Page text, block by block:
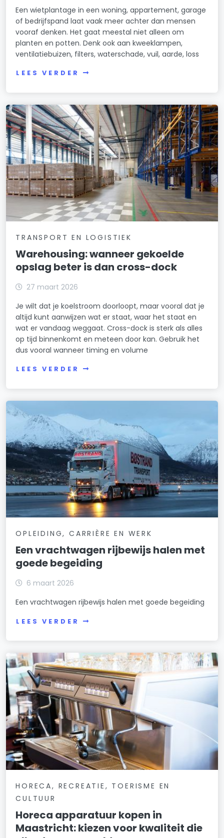
Een wietplantage in een woning, appartement, garage
of bedrijfspand laat vaak meer achter dan mensen
vooraf denken. Het gaat meestal niet alleen om
planten en potten. Denk ook aan kweeklampen,
ventilatiebuizen, filters, waterschade, vuil, aarde, loss
LEES VERDER
TRANSPORT EN LOGISTIEK
Warehousing: wanneer gekoelde
opslag beter is dan cross-dock
27 maart 2026
Je wilt dat je koelstroom doorloopt, maar vooral dat je
altijd kunt aanwijzen wat er staat, waar het staat en
wat er vandaag weggaat. Cross-dock is sterk als alles
op tijd binnenkomt en meteen door kan. Gebruik het
dus vooral wanneer timing en volume
LEES VERDER
OPLEIDING, CARRIÈRE EN WERK
Een vrachtwagen rijbewijs halen met
goede begeiding
6 maart 2026
Een vrachtwagen rijbewijs halen met goede begeiding
LEES VERDER
HORECA, RECREATIE, TOERISME EN
CULTUUR
Horeca apparatuur kopen in
Maastricht: kiezen voor kwaliteit die